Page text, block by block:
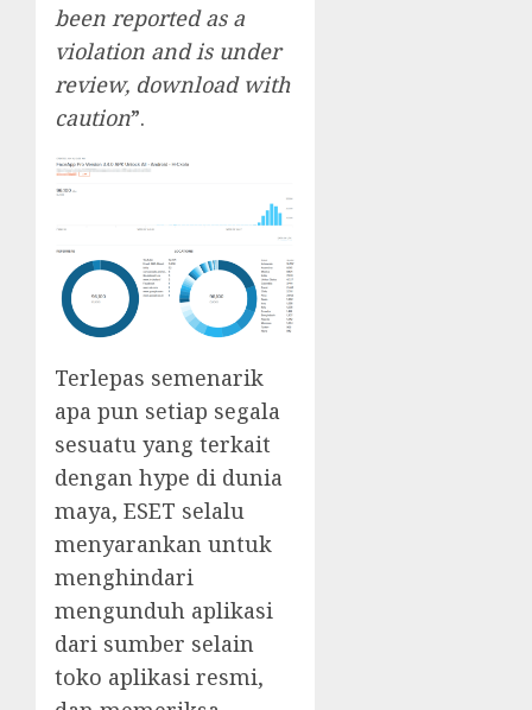
been reported as a
violation and is under
review, download with
caution”.
Terlepas semenarik
apa pun setiap segala
sesuatu yang terkait
dengan hype di dunia
maya, ESET selalu
menyarankan untuk
menghindari
mengunduh aplikasi
dari sumber selain
toko aplikasi resmi,